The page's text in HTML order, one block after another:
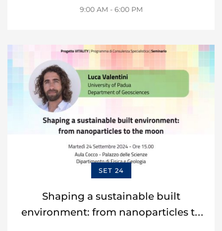
9:00 AM - 6:00 PM
SET 24
Shaping a sustainable built
environment: from nanoparticles to